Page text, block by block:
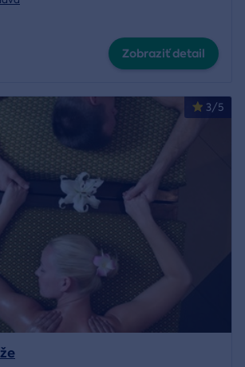
Zobraziť detail
3/5